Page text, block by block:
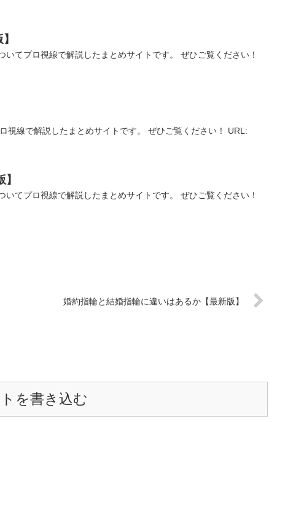
てプロ視線で解説したまとめサイトです。 ぜひご覧ください！
視線で解説したまとめサイトです。 ぜひご覧ください！ URL:
てプロ視線で解説したまとめサイトです。 ぜひご覧ください！
婚約指輪と結婚指輪に違いはあるか【最新版】
を書き込む